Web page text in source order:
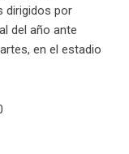
dirigidos por
del año ante
en el estadio